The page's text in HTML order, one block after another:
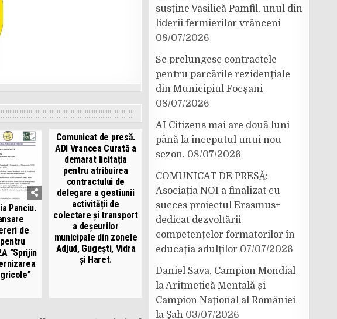
Panciu.
de
”Sprijin
Comunicat de presă.
ADI Vrancea Curată a
demarat licitația
pentru atribuirea
contractului de
delegare a gestiunii
activității de
colectare și transport
a deșeurilor
municipale din zonele
Adjud, Gugești, Vidra
și Haret.
susține Vasilică Pamfil, unul din
liderii fermierilor vrânceni
08/07/2026
Se prelungesc contractele
pentru parcările rezidențiale
din Municipiul Focșani
08/07/2026
AI Citizens mai are două luni
până la începutul unui nou
sezon. 08/07/2026
COMUNICAT DE PRESĂ:
Asociația NOI a finalizat cu
succes proiectul Erasmus+
dedicat dezvoltării
competențelor formatorilor în
educația adulților 07/07/2026
Daniel Sava, Campion Mondial
la Aritmetică Mentală și
Campion Național al României
la Șah 03/07/2026